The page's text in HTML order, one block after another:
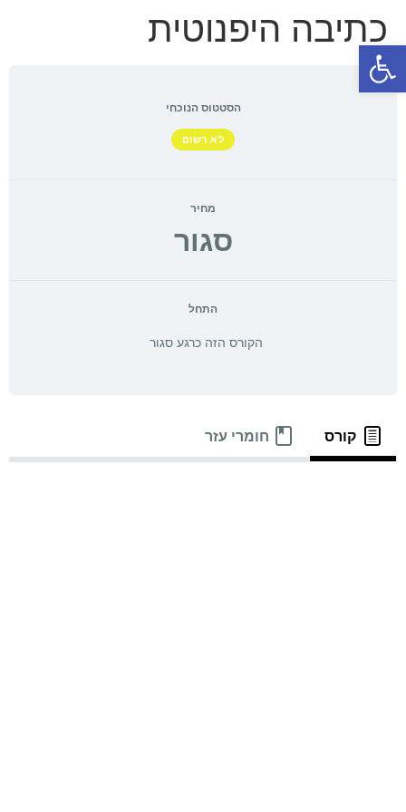
פתח סרגל נגישות
כתיבה היפנוטית
הסטטוס הנוכחי
לא רשום
מחיר
סגור
התחל
הקורס הזה כרגע סגור
קורס חומרי עזר